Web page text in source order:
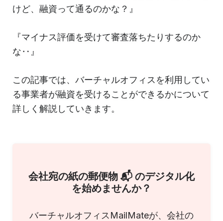
けど、融資って通るのかな？』
『マイナス評価を受けて審査落ちたりするのか
な‥』
この記事では、バーチャルオフィスを利用してい
る事業者が融資を受けることができるかについて
詳しく解説していきます。
会社宛の紙の郵便物 📬 のデジタル化
を始めませんか？
バーチャルオフィスMailMateが、会社の